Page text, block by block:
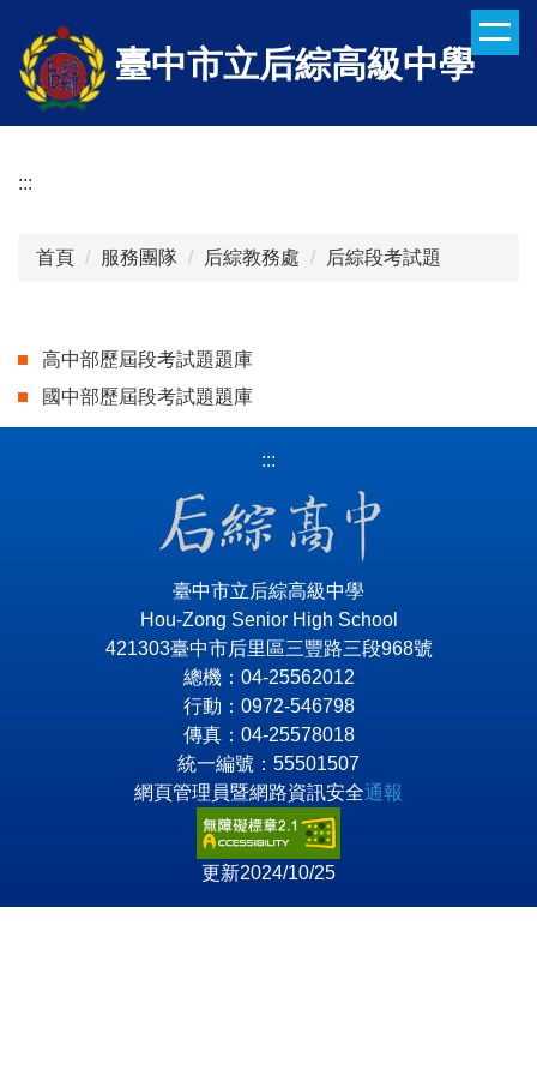
到
主
區
臺中市立后綜高級中學
:::
首頁 服務團隊 后綜教務處 后綜段考試題
高中部歷屆段考試題題庫
國中部歷屆段考試題題庫
:::
臺中市立后綜高級中學
Hou-Zong Senior High School
421303臺中市后里區三豐路三段968號
總機：04-25562012
行動：0972-546798
傳真：04-25578018
統一編號：55501507
網頁管理員暨網路資訊安全通報
更新2024/10/25